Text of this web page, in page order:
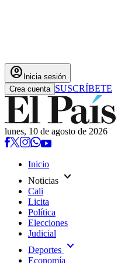
account_circle Inicia sesión
Crea cuenta SUSCRÍBETE
lunes, 10 de agosto de 2026
Inicio
Noticias expand_more
Cali
Licita
Política
Elecciones
Judicial
Deportes expand_more
Economía